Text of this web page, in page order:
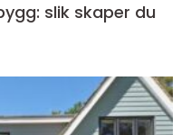
slik skaper du